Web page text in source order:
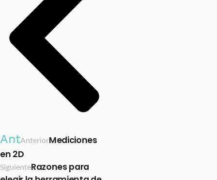
AntAnteriorMediciones
en 2D
SiguienteRazones para